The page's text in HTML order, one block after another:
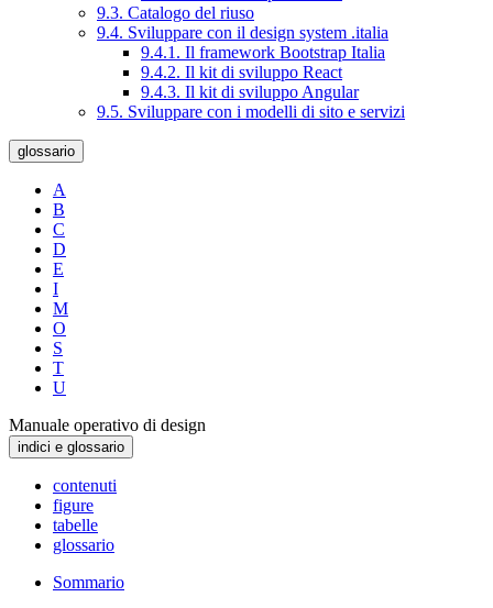
9.3. Catalogo del riuso
9.4. Sviluppare con il design system .italia
9.4.1. Il framework Bootstrap Italia
9.4.2. Il kit di sviluppo React
9.4.3. Il kit di sviluppo Angular
9.5. Sviluppare con i modelli di sito e servizi
glossario
A
B
C
D
E
I
M
O
S
T
U
Manuale operativo di design
indici e glossario
contenuti
figure
tabelle
glossario
Sommario